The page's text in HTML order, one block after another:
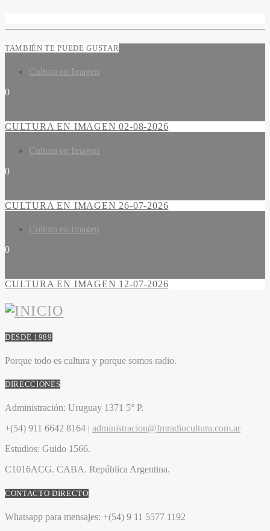
TAMBIÉN TE PUEDE GUSTAR
Cultura en Imagen
0
CULTURA EN IMAGEN 02-08-2026
Cultura en Imagen
0
CULTURA EN IMAGEN 26-07-2026
Cultura en Imagen
0
CULTURA EN IMAGEN 12-07-2026
DESDE 1989
Porque todo es cultura y porque somos radio.
DIRECCIONES
Administración: Uruguay 1371 5° P.
+(54) 911 6642 8164 | administracion@fmradiocultura.com.ar
Estudios: Guido 1566.
C1016ACG. CABA. República Argentina.
CONTACTO DIRECTO
Whatsapp para mensajes: +(54) 9 11 5577 1192